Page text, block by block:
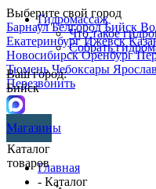
Выберите свой город
БарнаулБелгородБийск
ЕкатеринбургИжевск
НовосибирскОренбург
ТюменьЧебоксары
Перезвонить
Гидромассаж
Что такое
Собрать
Ваш город:
Бийск
Магазины
Каталог
товаровГлавная
- Каталог